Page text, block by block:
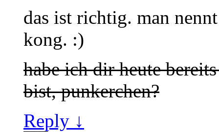
das ist richtig. man
kong. :)
habe ich dir heute
bist, punkerchen?
Reply ↓